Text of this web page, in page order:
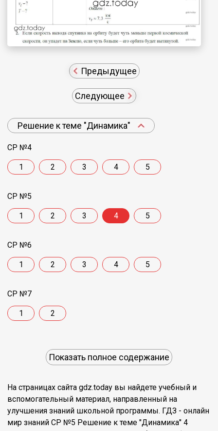
Предыдущее
Следующее
Решение к теме "Динамика"
СР №4
1 2 3 4 5
СР №5
1 2 3 4 5
СР №6
1 2 3 4 5
СР №7
1 2
Показать полное содержание
На страницах сайта gdz.today вы найдете учебный и
вспомогательный материал, направленный на
улучшения знаний школьной программы. ГДЗ - онлайн
мир знаний СР №5 Решение к теме "Динамика" 4